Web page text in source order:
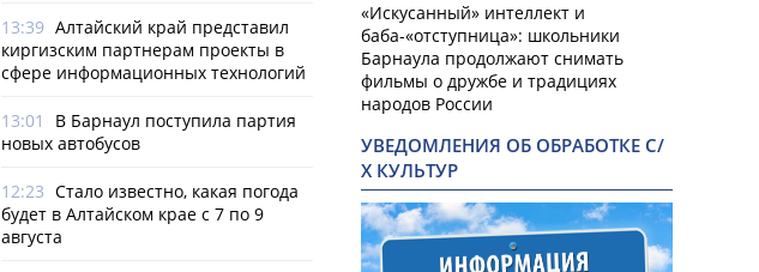
13:39 Алтайский край представил
киргизским партнерам проекты в
сфере информационных технологий
13:01
В Барнаул поступила партия
новых автобусов
12:23 Стало известно, какая погода
будет в Алтайском крае с 7 по 9
августа
«Искусанный» интеллект и
баба-«отступница»: школьники
Барнаула продолжают снимать
фильмы о дружбе и традициях
народов России
УВЕДОМЛЕНИЯ ОБ ОБРАБОТКЕ С/
Х КУЛЬТУР